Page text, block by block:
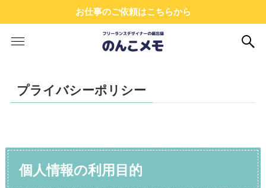
お仕事のご依頼はこちらから
プライバシーポリシー
個人情報の利用目的